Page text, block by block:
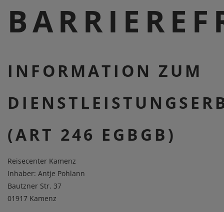
INFORMATION ZUM
(ART 246 EGBGB)
Reisecenter Kamenz
Inhaber: Antje Pohlann
Bautzner Str. 37
01917 Kamenz